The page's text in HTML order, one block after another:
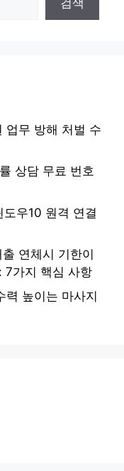
업무 방해 처벌 수
상담 무료 번호
우10 원격 연결
연체시 기한이
7가지 핵심 사항
력 높이는 마사지